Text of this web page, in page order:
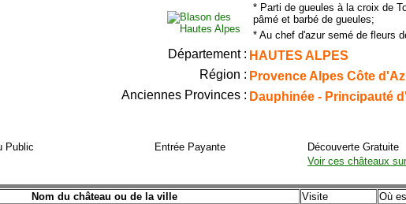
* Parti de gueules à la croix de
pâmé et barbé de gueules;
* Au chef d'azur semé de fleurs
Département : HAUTES ALPES
Région : Provence Alpes Côte
Anciennes Provinces : Dauphinée - Principauté
Public
Entrée Payante
Découverte Gratuite
Voir ces châteaux
Nom du château ou de la ville Visite Où